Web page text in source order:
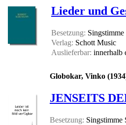
Lieder und
Besetzung:
Verlag: Schott Music
Auslieferbar: innerhalb
Globokar, Vinko
JENSEITS
Besetzung: Singstimme